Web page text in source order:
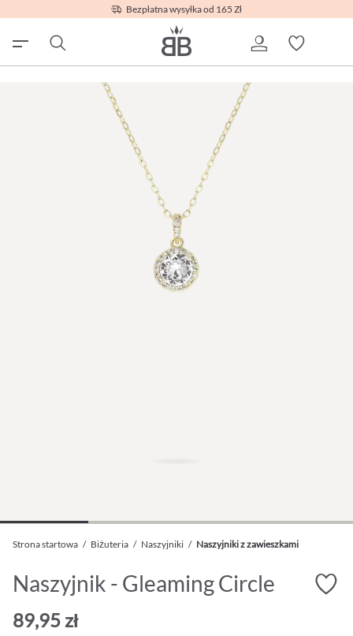
Bezpłatna wysyłka od 165 Zł
Strona startowa / Biżuteria / Naszyjniki / Naszyjniki z zawieszkami
Naszyjnik - Gleaming Circle
89,95 zł